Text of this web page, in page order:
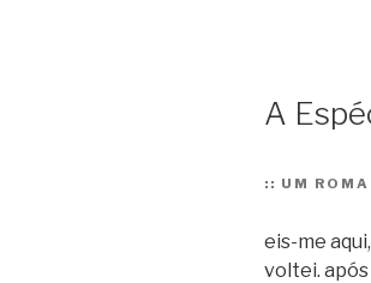
A
:: UM
eis-me
voltei.